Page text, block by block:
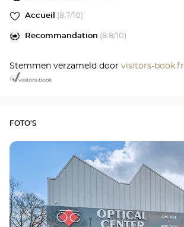
Accueil (8.7/10)
Recommandation (8.8/10)
Stemmen verzameld door visitors-book.fr
FOTO'S